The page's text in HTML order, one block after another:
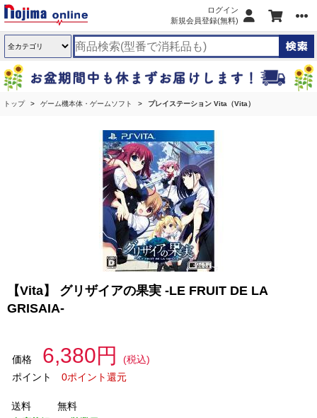
ログイン
新規会員登録(無料)
トップ ゲーム機本体・ゲームソフト プレイステーション Vita（Vita）
【Vita】 グリザイアの果実 -LE FRUIT DE LA
GRISAIA-
価格 6,380円
(税込)
ポイント
0ポイント還元
送料
無料